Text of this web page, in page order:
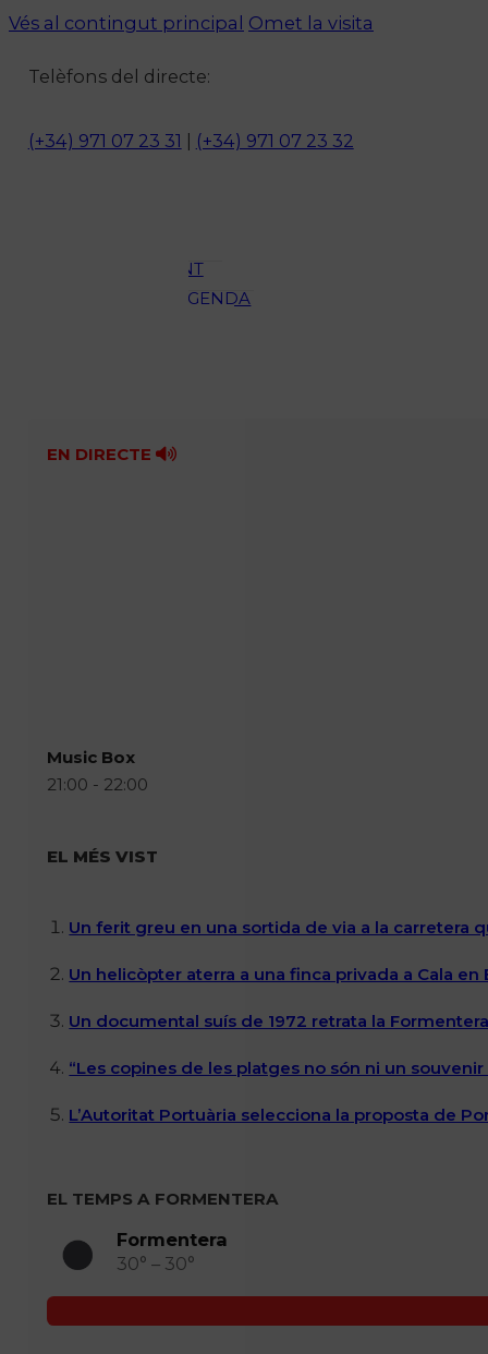
Vés al contingut principal Omet la visita
Telèfons del directe:
(+34) 971 07 23 31 (+34) 971 07 23 32
OCI
AMBIENT
AGENDA
Fes-te'n soci!
EN DIRECTE
Music Box
21:00 - 22:00
EL MÉS VIST
Un ferit greu en una sortida de via a la carretera
Un helicòpter aterra a una finca privada a Cala
Un documental suís de 1972 retrata la
“Les copines de les platges no són ni un
L’Autoritat Portuària selecciona la proposta de
EL TEMPS A FORMENTERA
Formentera
30° – 30°